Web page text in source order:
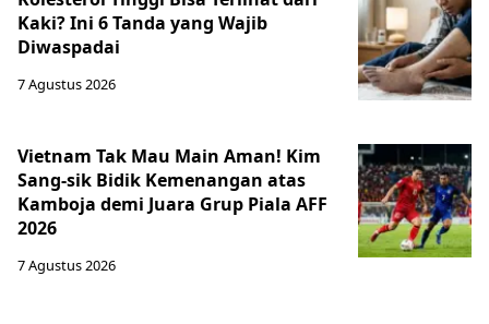
Kaki? Ini 6 Tanda yang Wajib
Diwaspadai
7 Agustus 2026
Vietnam Tak Mau Main Aman! Kim
Sang-sik Bidik Kemenangan atas
Kamboja demi Juara Grup Piala AFF
2026
7 Agustus 2026